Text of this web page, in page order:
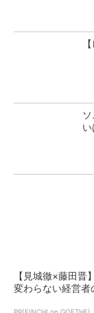
【見城徹×藤田晋
変わらない経営者